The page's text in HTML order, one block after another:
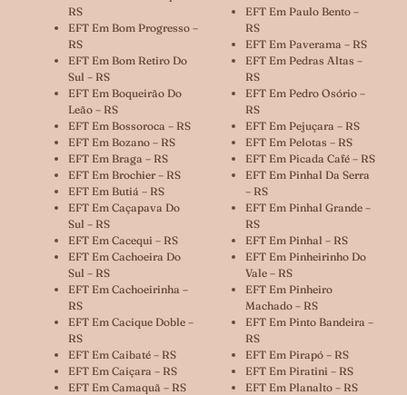
RS
EFT Em Bom Progresso –
RS
EFT Em Bom Retiro Do
Sul – RS
EFT Em Boqueirão Do
Leão – RS
EFT Em Bossoroca – RS
EFT Em Bozano – RS
EFT Em Braga – RS
EFT Em Brochier – RS
EFT Em Butiá – RS
EFT Em Caçapava Do
Sul – RS
EFT Em Cacequi – RS
EFT Em Cachoeira Do
Sul – RS
EFT Em Cachoeirinha –
RS
EFT Em Cacique Doble –
RS
EFT Em Caibaté – RS
EFT Em Caiçara – RS
EFT Em Camaquã – RS
EFT Em Paulo Bento –
RS
EFT Em Paverama – RS
EFT Em Pedras Altas –
RS
EFT Em Pedro Osório –
RS
EFT Em Pejuçara – RS
EFT Em Pelotas – RS
EFT Em Picada Café – RS
EFT Em Pinhal Da Serra
– RS
EFT Em Pinhal Grande –
RS
EFT Em Pinhal – RS
EFT Em Pinheirinho Do
Vale – RS
EFT Em Pinheiro
Machado – RS
EFT Em Pinto Bandeira –
RS
EFT Em Pirapó – RS
EFT Em Piratini – RS
EFT Em Planalto – RS